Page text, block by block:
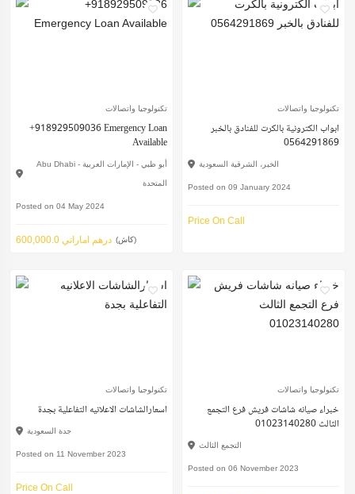
تكنولوجيا واتصالات
+918929509036 Emergency Loan
Available
Abu Dhabi - أبو ظبي - الإمارات العربية
المتحدة
Posted on 04 May 2024
600,000.0 درهم اماراتي (كاش)
تكنولوجيا واتصالات
ابواب الكترونية بالكرت للفنادق بالخبر
0564291869
الخبر، الشرقية السعودية
Posted on 09 January 2024
Price On Call
تكنولوجيا واتصالات
اسعارالشاشات الاعلانيه التفاعلية بجدة
جدة السعودية
Posted on 11 November 2023
Price On Call
تكنولوجيا واتصالات
خبراء صيانه شاشات فريش فرع التجمع
الثالث 01023140280
التجمع الثالث
Posted on 06 November 2023